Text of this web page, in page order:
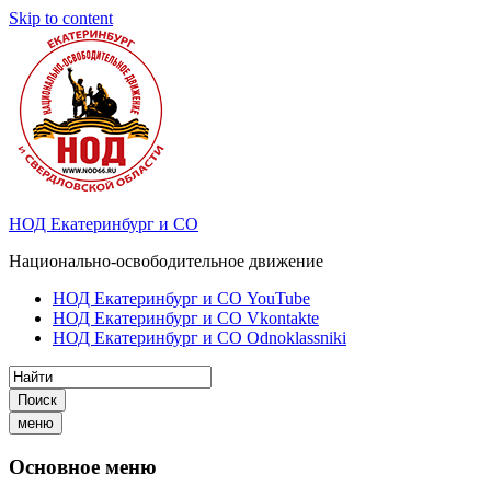
Skip to content
НОД Екатеринбург и СО
Национально-освободительное движение
НОД Екатеринбург и СО YouTube
НОД Екатеринбург и СО Vkontakte
НОД Екатеринбург и СО Odnoklassniki
Поиск
меню
Основное меню